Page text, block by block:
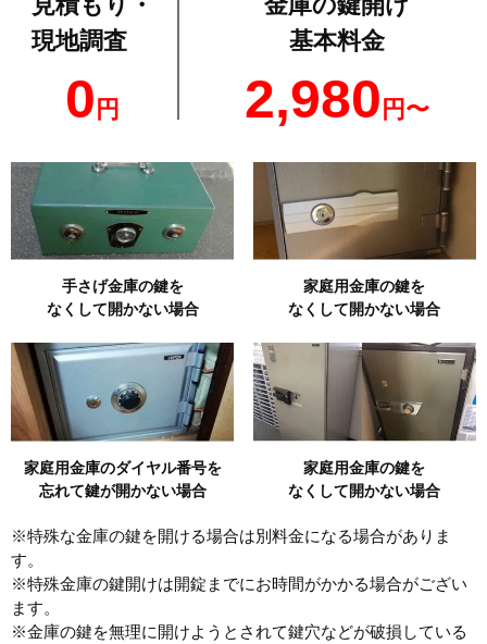
現地調査
0 円
基本料金
2,980 円〜
手さげ金庫の鍵を
なくして開かない場合
家庭用金庫の鍵を
なくして開かない場合
家庭用金庫のダイヤル番号を
忘れて鍵が開かない場合
家庭用金庫の鍵を
なくして開かない場合
※特殊な金庫の鍵を開ける場合は別料金になる場合がありま
す。
※特殊金庫の鍵開けは開錠までにお時間がかかる場合がござい
ます。
※金庫の鍵を無理に開けようとされて鍵穴などが破損している